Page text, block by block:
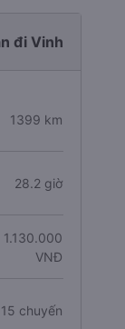
đi Vinh
1399 km
28.2 giờ
1.130.000
VNĐ
15 chuyến